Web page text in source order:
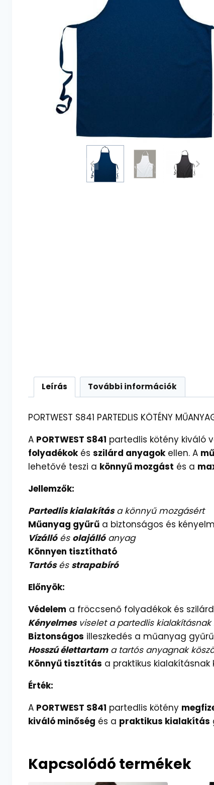
Leírás További információk
PORTWEST S841 PARTEDLIS KÖTÉNY
A PORTWEST S841 partedlis kötény kiváló
folyadékokés szilárd anyagokellen. A
lehetővé teszi a könnyű mozgást és a
Jellemzők:
Partedlis kialakítása könnyű mozgásért
Műanyag gyűrű a biztonságos és
Vízállóés olajállóanyag
Könnyen tisztítható
Tartósés strapabíró
Előnyök:
Védelem a fröccsenő folyadékok és
Kényelmesviselet a partedlis kialakításnak
Biztonságos illeszkedés a műanyag
Hosszú élettartama tartós anyagnak
Könnyű tisztítás a praktikus kialakításnak
Érték:
A PORTWEST S841 partedlis kötény
kiváló minőség és a praktikus kialakítás
Kapcsolódó termékek